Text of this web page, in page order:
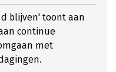
blijven' toont aan
continue
met